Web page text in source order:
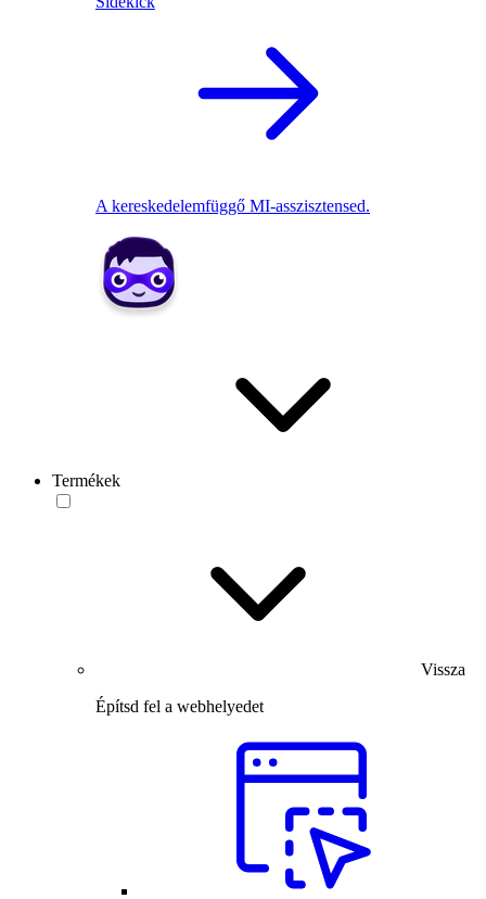
A kereskedelemfüggő MI-asszisztensed.
Termékek
Vissza
Építsd fel a webhelyedet